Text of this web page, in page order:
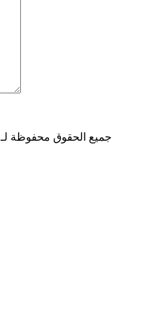
جميع الحقوق محفوظة لـ